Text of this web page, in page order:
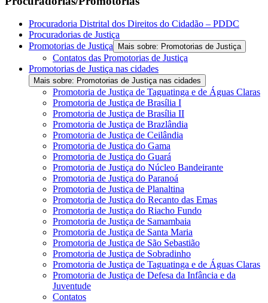
Procuradoria Distrital dos Direitos do Cidadão – PDDC
Procuradorias de Justiça
Promotorias de Justiça
Mais sobre: Promotorias de Justiça
Contatos das Promotorias de Justiça
Promotorias de Justiça nas cidades
Mais sobre: Promotorias de Justiça nas cidades
Promotoria de Justiça de Taguatinga e de Águas Claras
Promotoria de Justiça de Brasília I
Promotoria de Justiça de Brasília II
Promotoria de Justiça de Brazlândia
Promotoria de Justiça de Ceilândia
Promotoria de Justiça do Gama
Promotoria de Justiça do Guará
Promotoria de Justiça do Núcleo Bandeirante
Promotoria de Justiça do Paranoá
Promotoria de Justiça de Planaltina
Promotoria de Justiça do Recanto das Emas
Promotoria de Justiça do Riacho Fundo
Promotoria de Justiça de Samambaia
Promotoria de Justiça de Santa Maria
Promotoria de Justiça de São Sebastião
Promotoria de Justiça de Sobradinho
Promotoria de Justiça de Taguatinga e de Águas Claras
Promotoria de Justiça de Defesa da Infância e da
Juventude
Contatos